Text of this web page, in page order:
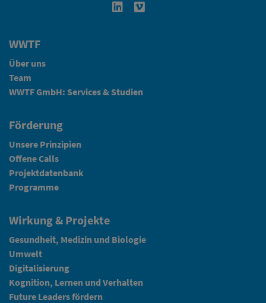
Linkedin in neuem Fenster öffnen
WWTF
Über uns
Team
WWTF GmbH: Services & Studien
Förderung
Unsere Prinzipien
Offene Calls
Projektdatenbank
Programme
Wirkung & Projekte
Gesundheit, Medizin und Biologie
Umwelt
Digitalisierung
Kognition, Lernen und Verhalten
Future Leaders fördern